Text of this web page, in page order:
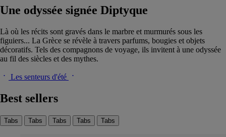
Une odyssée signée Diptyque
Là où les récits sont gravés dans le marbre et murmurés sous les
figuiers... La Grèce se révèle à travers parfums, bougies et objets
décoratifs. Tels des compagnons de voyage, ils invitent à une odyssée
au fil des siècles et des mythes.
Les senteurs d'été
Best sellers
Tabs Tabs Tabs Tabs Tabs